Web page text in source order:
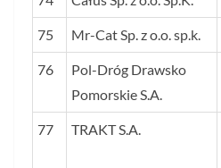
75 Mr-Cat Sp. z o.o. sp.k.
76
Pol-Dróg Drawsko
Pomorskie S.A.
77 TRAKT S.A.